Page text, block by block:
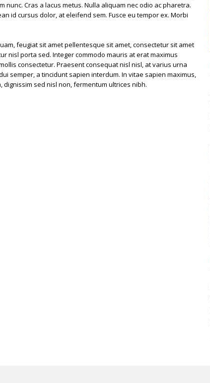
nunc. Cras a lacus metus. Nulla aliquam nec odio ac pharetra.
id cursus dolor, at eleifend sem. Fusce eu tempor ex. Morbi
feugiat sit amet pellentesque sit amet, consectetur sit amet
nisl porta sed. Integer commodo mauris at erat maximus
consectetur. Praesent consequat nisl nisl, at varius urna
semper, a tincidunt sapien interdum. In vitae sapien maximus,
sed nisl non, fermentum ultrices nibh.